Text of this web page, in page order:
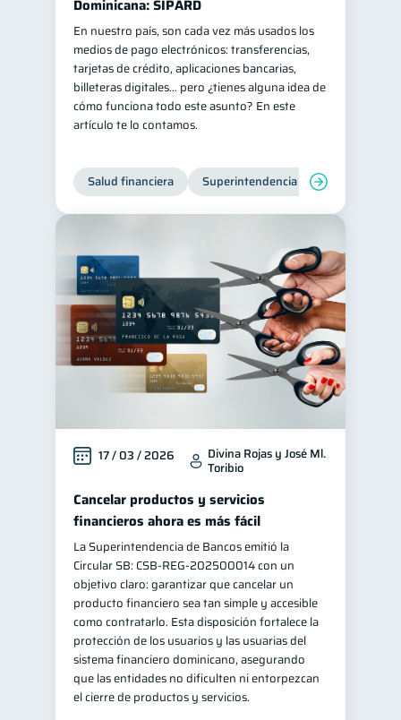
Dominicana: SIPARD
En nuestro país, son cada vez más usados los
medios de pago electrónicos: transferencias,
tarjetas de crédito, aplicaciones bancarias,
billeteras digitales… pero ¿tienes alguna idea de
cómo funciona todo este asunto? En este
artículo te lo contamos.
Salud financiera Superintendencia de Bancos
17 / 03 / 2026 Divina Rojas y José Ml.
Toribio
Cancelar productos y servicios
financieros ahora es más fácil
La Superintendencia de Bancos emitió la
Circular SB: CSB‑REG‑202500014 con un
objetivo claro: garantizar que cancelar un
producto financiero sea tan simple y accesible
como contratarlo. Esta disposición fortalece la
protección de los usuarios y las usuarias del
sistema financiero dominicano, asegurando
que las entidades no dificulten ni entorpezcan
el cierre de productos y servicios.